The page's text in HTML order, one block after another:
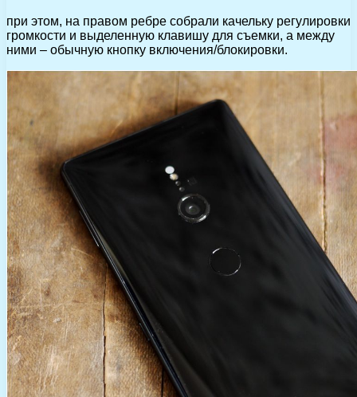
при этом, на правом ребре собрали качельку регулировки
громкости и выделенную клавишу для съемки, а между
ними – обычную кнопку включения/блокировки.